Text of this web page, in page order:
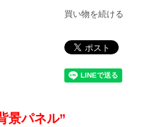
買い物を続ける
景パネル”